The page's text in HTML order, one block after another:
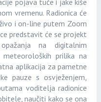
pojava tuče i jake kiše
vremenu. Radionica će
i on-line putem Zoom
predstavit će se projekt
na digitalnim
prilika na
aplikacija za pametne
pauze s osvježenjem,
voditelja radionice
naučiti kako se ona